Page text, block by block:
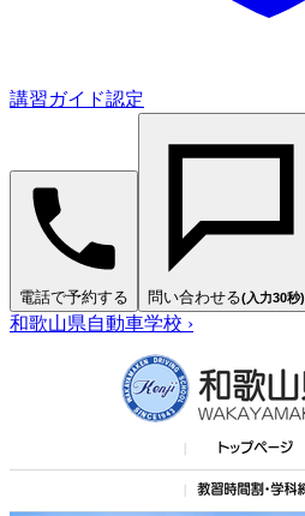
講習ガイド認定
電話で予約する 問い合わせる(入力30秒)
和歌山県自動車学校 ›